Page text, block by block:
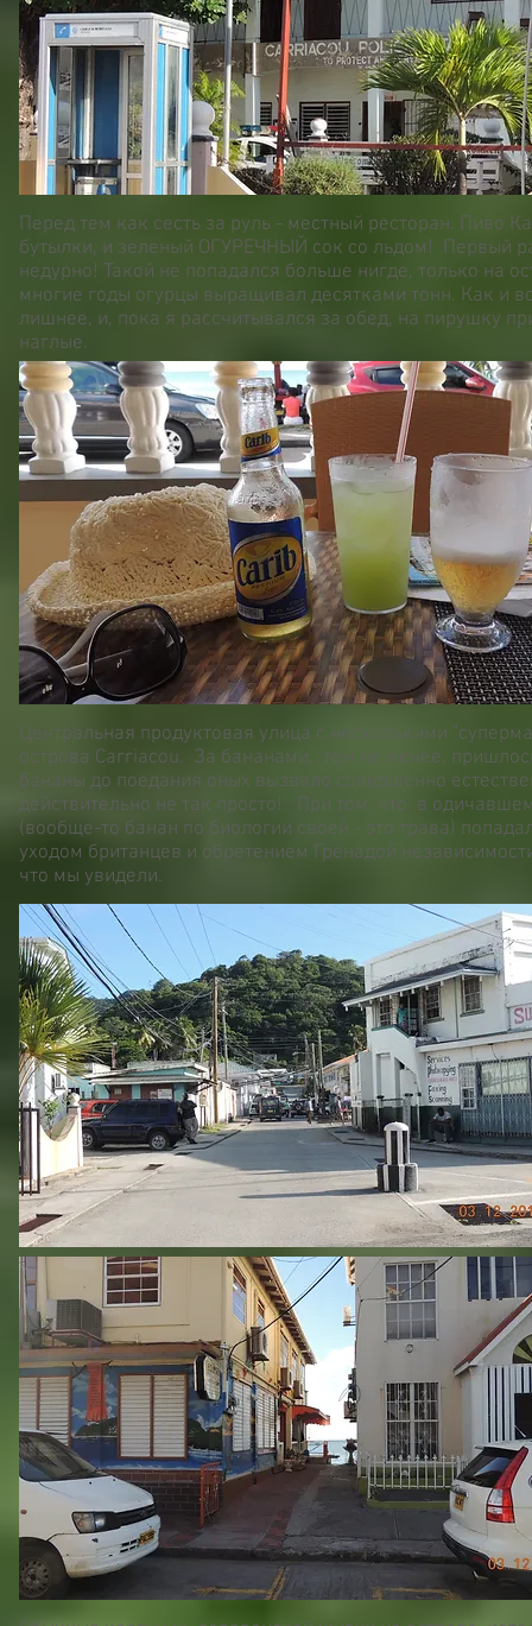
Перед тем как сесть за руль - местный ресторан. Пиво
бутылки, и зеленый ОГУРЕЧНЫЙ сок со льдом! Первый
недурно! Такой не попадался больше нигде, только на
многие годы огурцы выращивал десятками тонн. Как и
лишнее, и, пока я рассчитывался за обед, на пирушку
наглые.
Центральная продуктовая улица с несколькими
острова Carriаcou. За бананами, тем не менее,
бананы до поедания оных вызвало совершенно
действительно не так просто! При том, что в
(вообще-то банан по биологии своей - это трава)
уходом британцев и обретением Гренадой
что мы увидели.